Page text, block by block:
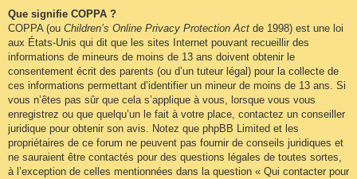
Que signifie COPPA ?
COPPA (ou Children’s Online Privacy Protection Act de 1998) est une loi
aux États-Unis qui dit que les sites Internet pouvant recueillir des
informations de mineurs de moins de 13 ans doivent obtenir le
consentement écrit des parents (ou d’un tuteur légal) pour la collecte de
ces informations permettant d’identifier un mineur de moins de 13 ans. Si
vous n’êtes pas sûr que cela s’applique à vous, lorsque vous vous
enregistrez ou que quelqu’un le fait à votre place, contactez un conseiller
juridique pour obtenir son avis. Notez que phpBB Limited et les
propriétaires de ce forum ne peuvent pas fournir de conseils juridiques et
ne sauraient être contactés pour des questions légales de toutes sortes,
à l’exception de celles mentionnées dans la question « Qui contacter pour